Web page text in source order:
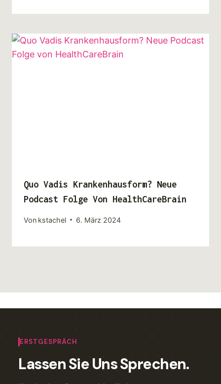
Quo Vadis Krankenhausform? Neue
Podcast Folge Von HealthCareBrain
Von kstachel 6. März 2024
ERSTGESPRÄCH
Lassen Sie Uns Sprechen.